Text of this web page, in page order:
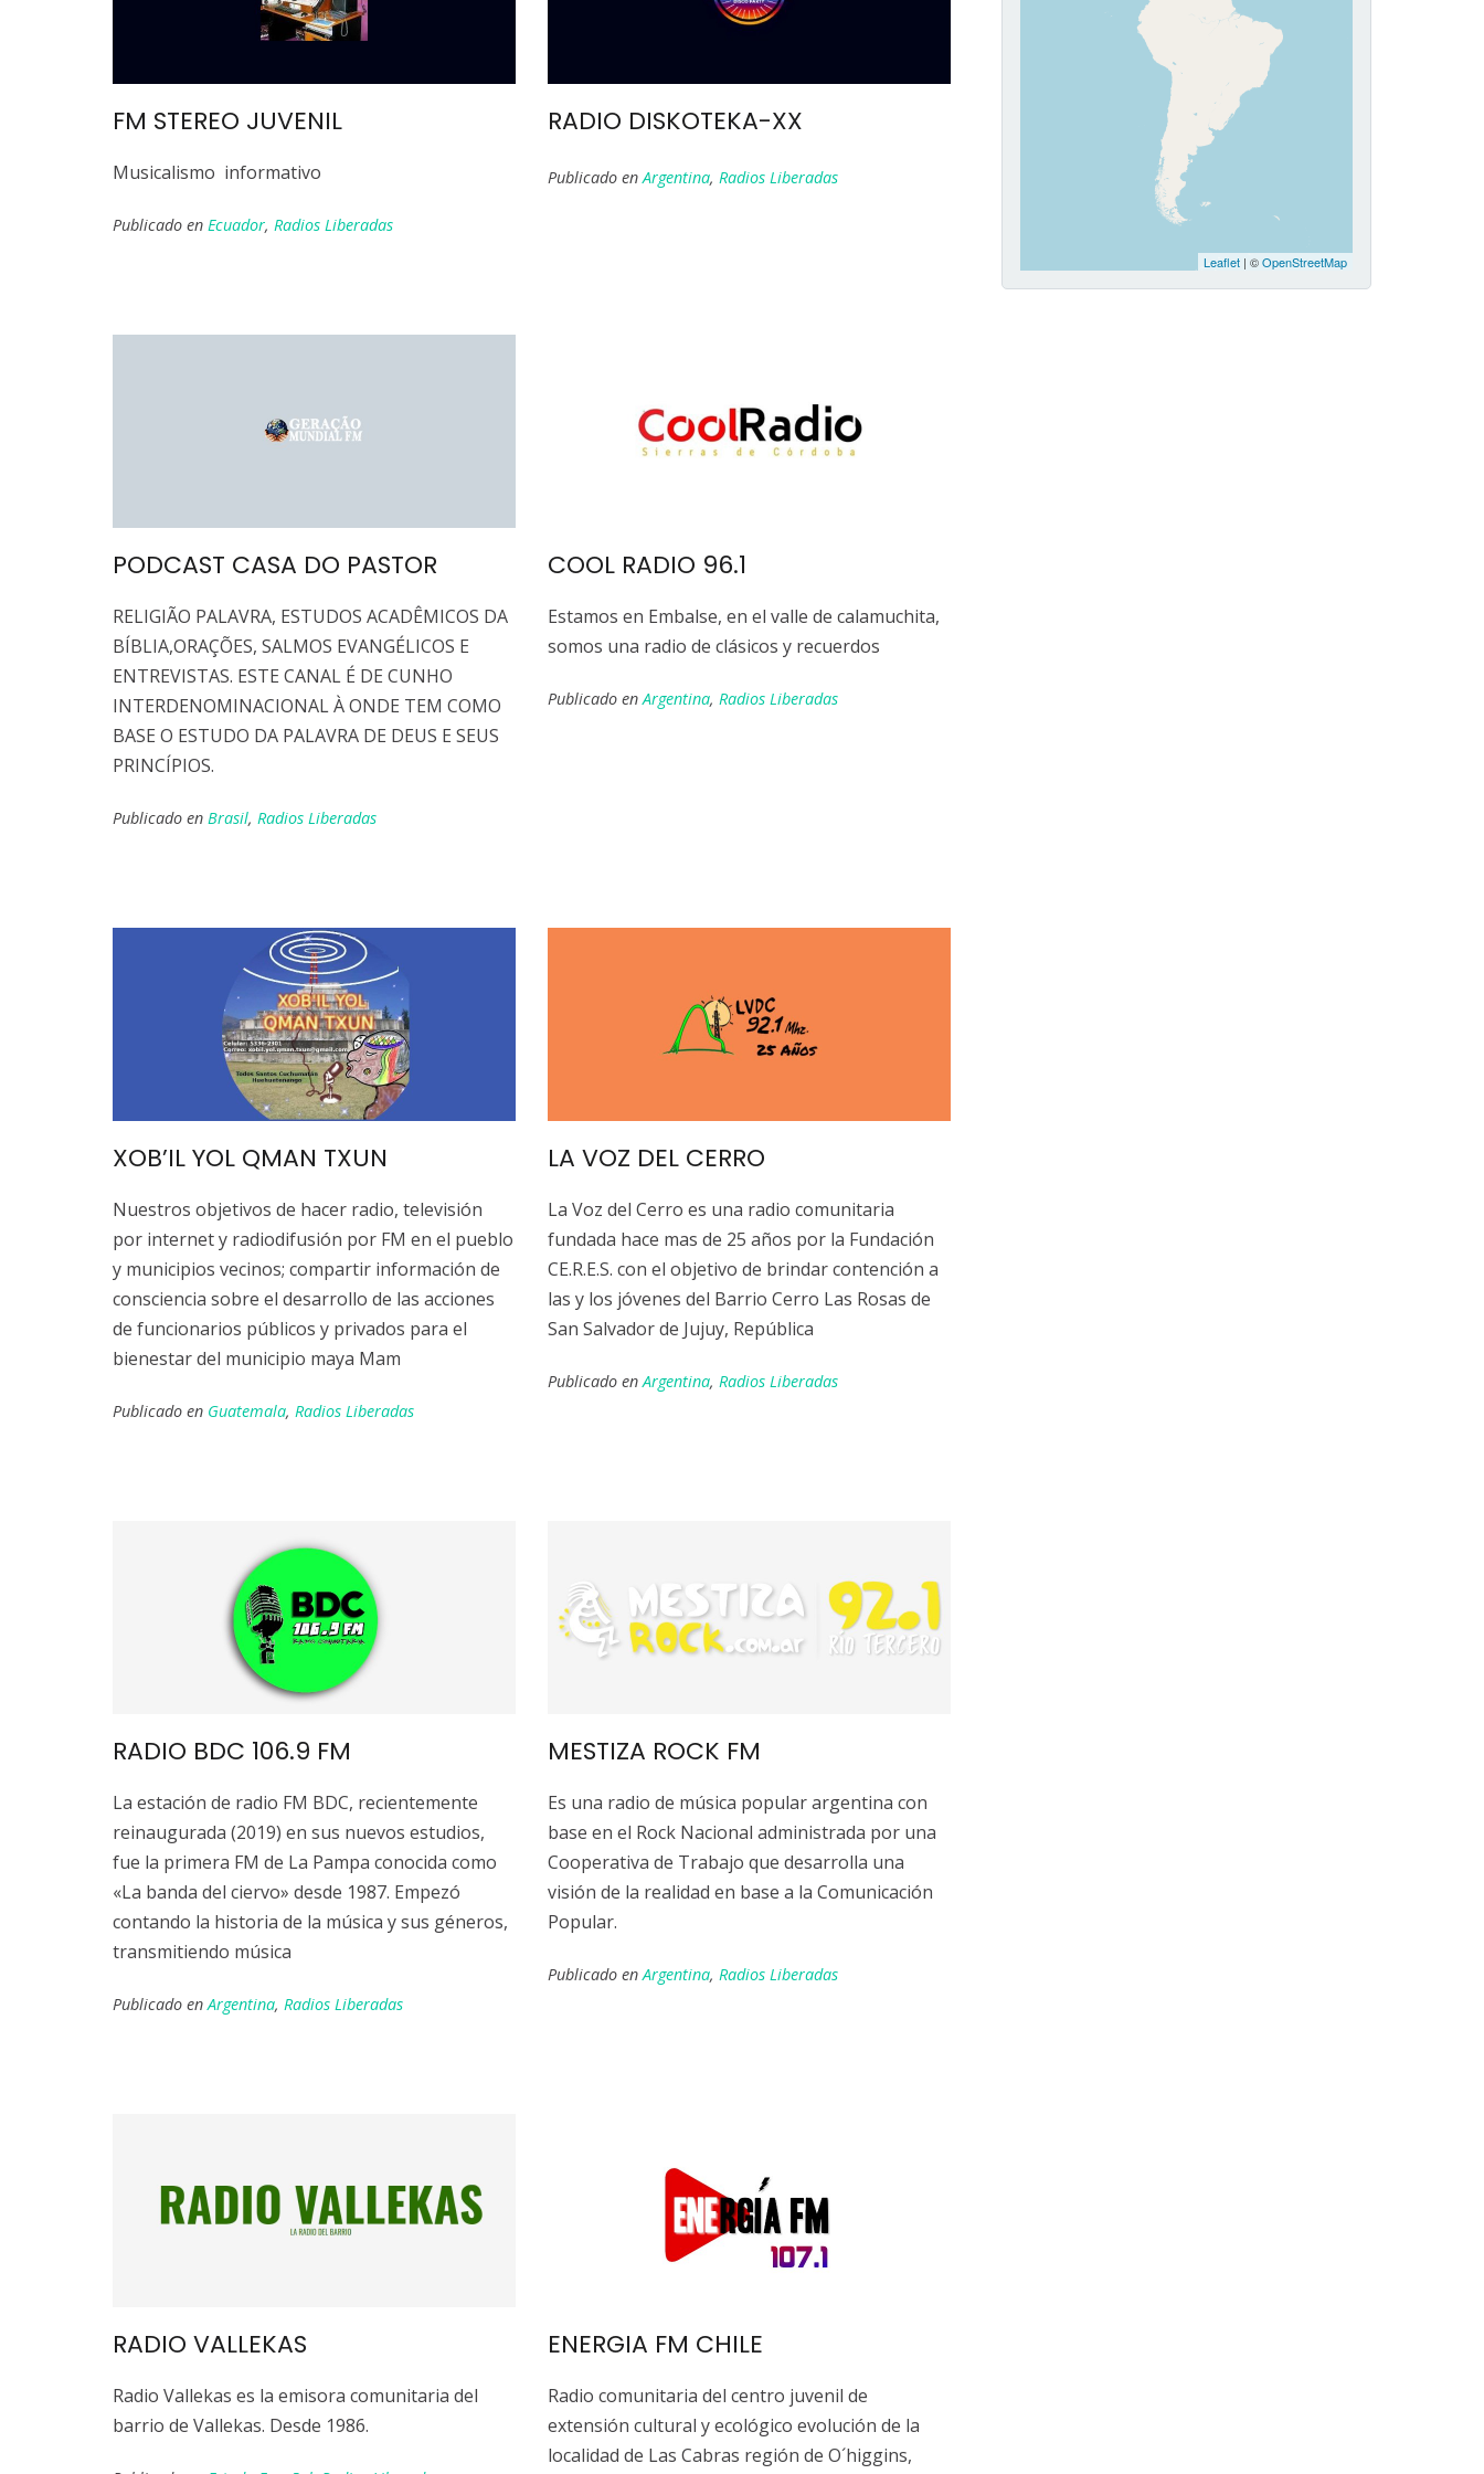
FM STEREO JUVENIL
Musicalismo informativo
Publicado en Ecuador, Radios Liberadas
RADIO DISKOTEKA-XX
Publicado enArgentina, Radios Liberadas
PODCAST CASA DO PASTOR
RELIGIÃO PALAVRA, ESTUDOS ACADÊMICOS DA
BÍBLIA,ORAÇÕES, SALMOS EVANGÉLICOS E
ENTREVISTAS. ESTE CANAL É DE CUNHO
INTERDENOMINACIONAL À ONDE TEM COMO
BASE O ESTUDO DA PALAVRA DE DEUS E SEUS
PRINCÍPIOS.
Publicado en Brasil, Radios Liberadas
COOL RADIO 96.1
Estamos en Embalse, en el valle de calamuchita,
somos una radio de clásicos y recuerdos
Publicado enArgentina, Radios Liberadas
XOB’IL YOL QMAN TXUN
Nuestros objetivos de hacer radio, televisión
por internet y radiodifusión por FM en el pueblo
y municipios vecinos; compartir información de
consciencia sobre el desarrollo de las acciones
de funcionarios públicos y privados para el
bienestar del municipio maya Mam
Publicado en Guatemala, Radios Liberadas
LA VOZ DEL CERRO
La Voz del Cerro es una radio comunitaria
fundada hace mas de 25 años por la Fundación
CE.R.E.S. con el objetivo de brindar contención a
las y los jóvenes del Barrio Cerro Las Rosas de
San Salvador de Jujuy, República
Publicado enArgentina, Radios Liberadas
RADIO BDC 106.9 FM
La estación de radio FM BDC, recientemente
reinaugurada (2019) en sus nuevos estudios,
fue la primera FM de La Pampa conocida como
«La banda del ciervo» desde 1987. Empezó
contando la historia de la música y sus géneros,
transmitiendo música
Publicado enArgentina, Radios Liberadas
MESTIZA ROCK FM
Es una radio de música popular argentina con
base en el Rock Nacional administrada por una
Cooperativa de Trabajo que desarrolla una
visión de la realidad en base a la Comunicación
Popular.
Publicado enArgentina, Radios Liberadas
RADIO VALLEKAS
Radio Vallekas es la emisora comunitaria del
barrio de Vallekas. Desde 1986.
ENERGIA FM CHILE
Radio comunitaria del centro juvenil de
extensión cultural y ecológico evolución de la
localidad de Las Cabras región de O´higgins,
Leaflet | ©OpenStreetMap